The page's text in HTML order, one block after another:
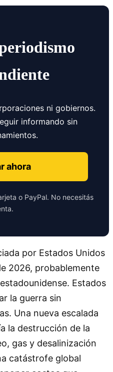
ni gobiernos.
informando sin
ahora
o PayPal. No necesitás
por Estados Unidos
2026, probablemente
Estados
la guerra sin
Una nueva escalada
la destrucción de la
gas y desalinización
catástrofe global